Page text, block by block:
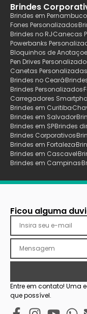
Brindes
Brindes em Pernambuco
Fones Personalizados
Brindes no RJCanecas
Powerbanks
Bloquinhos de
Pen Drives
Canetas Personalizadas
Brindes no Ceará
Brindes Personalizados
Carregadores
Brindes em Curitiba
Brindes em Salvador
Brindes em SPBrindes
Brindes Corporativos
Brindes em Fortaleza
Brindes em Cascavel
Brindes em Campinas
Ficou alguma
Entre em contato! Uma
que possível.